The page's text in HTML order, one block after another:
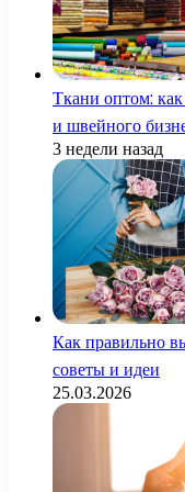
Ткани оптом:
и швейного
3 недели назад
Как правильно
советы и идеи
25.03.2026